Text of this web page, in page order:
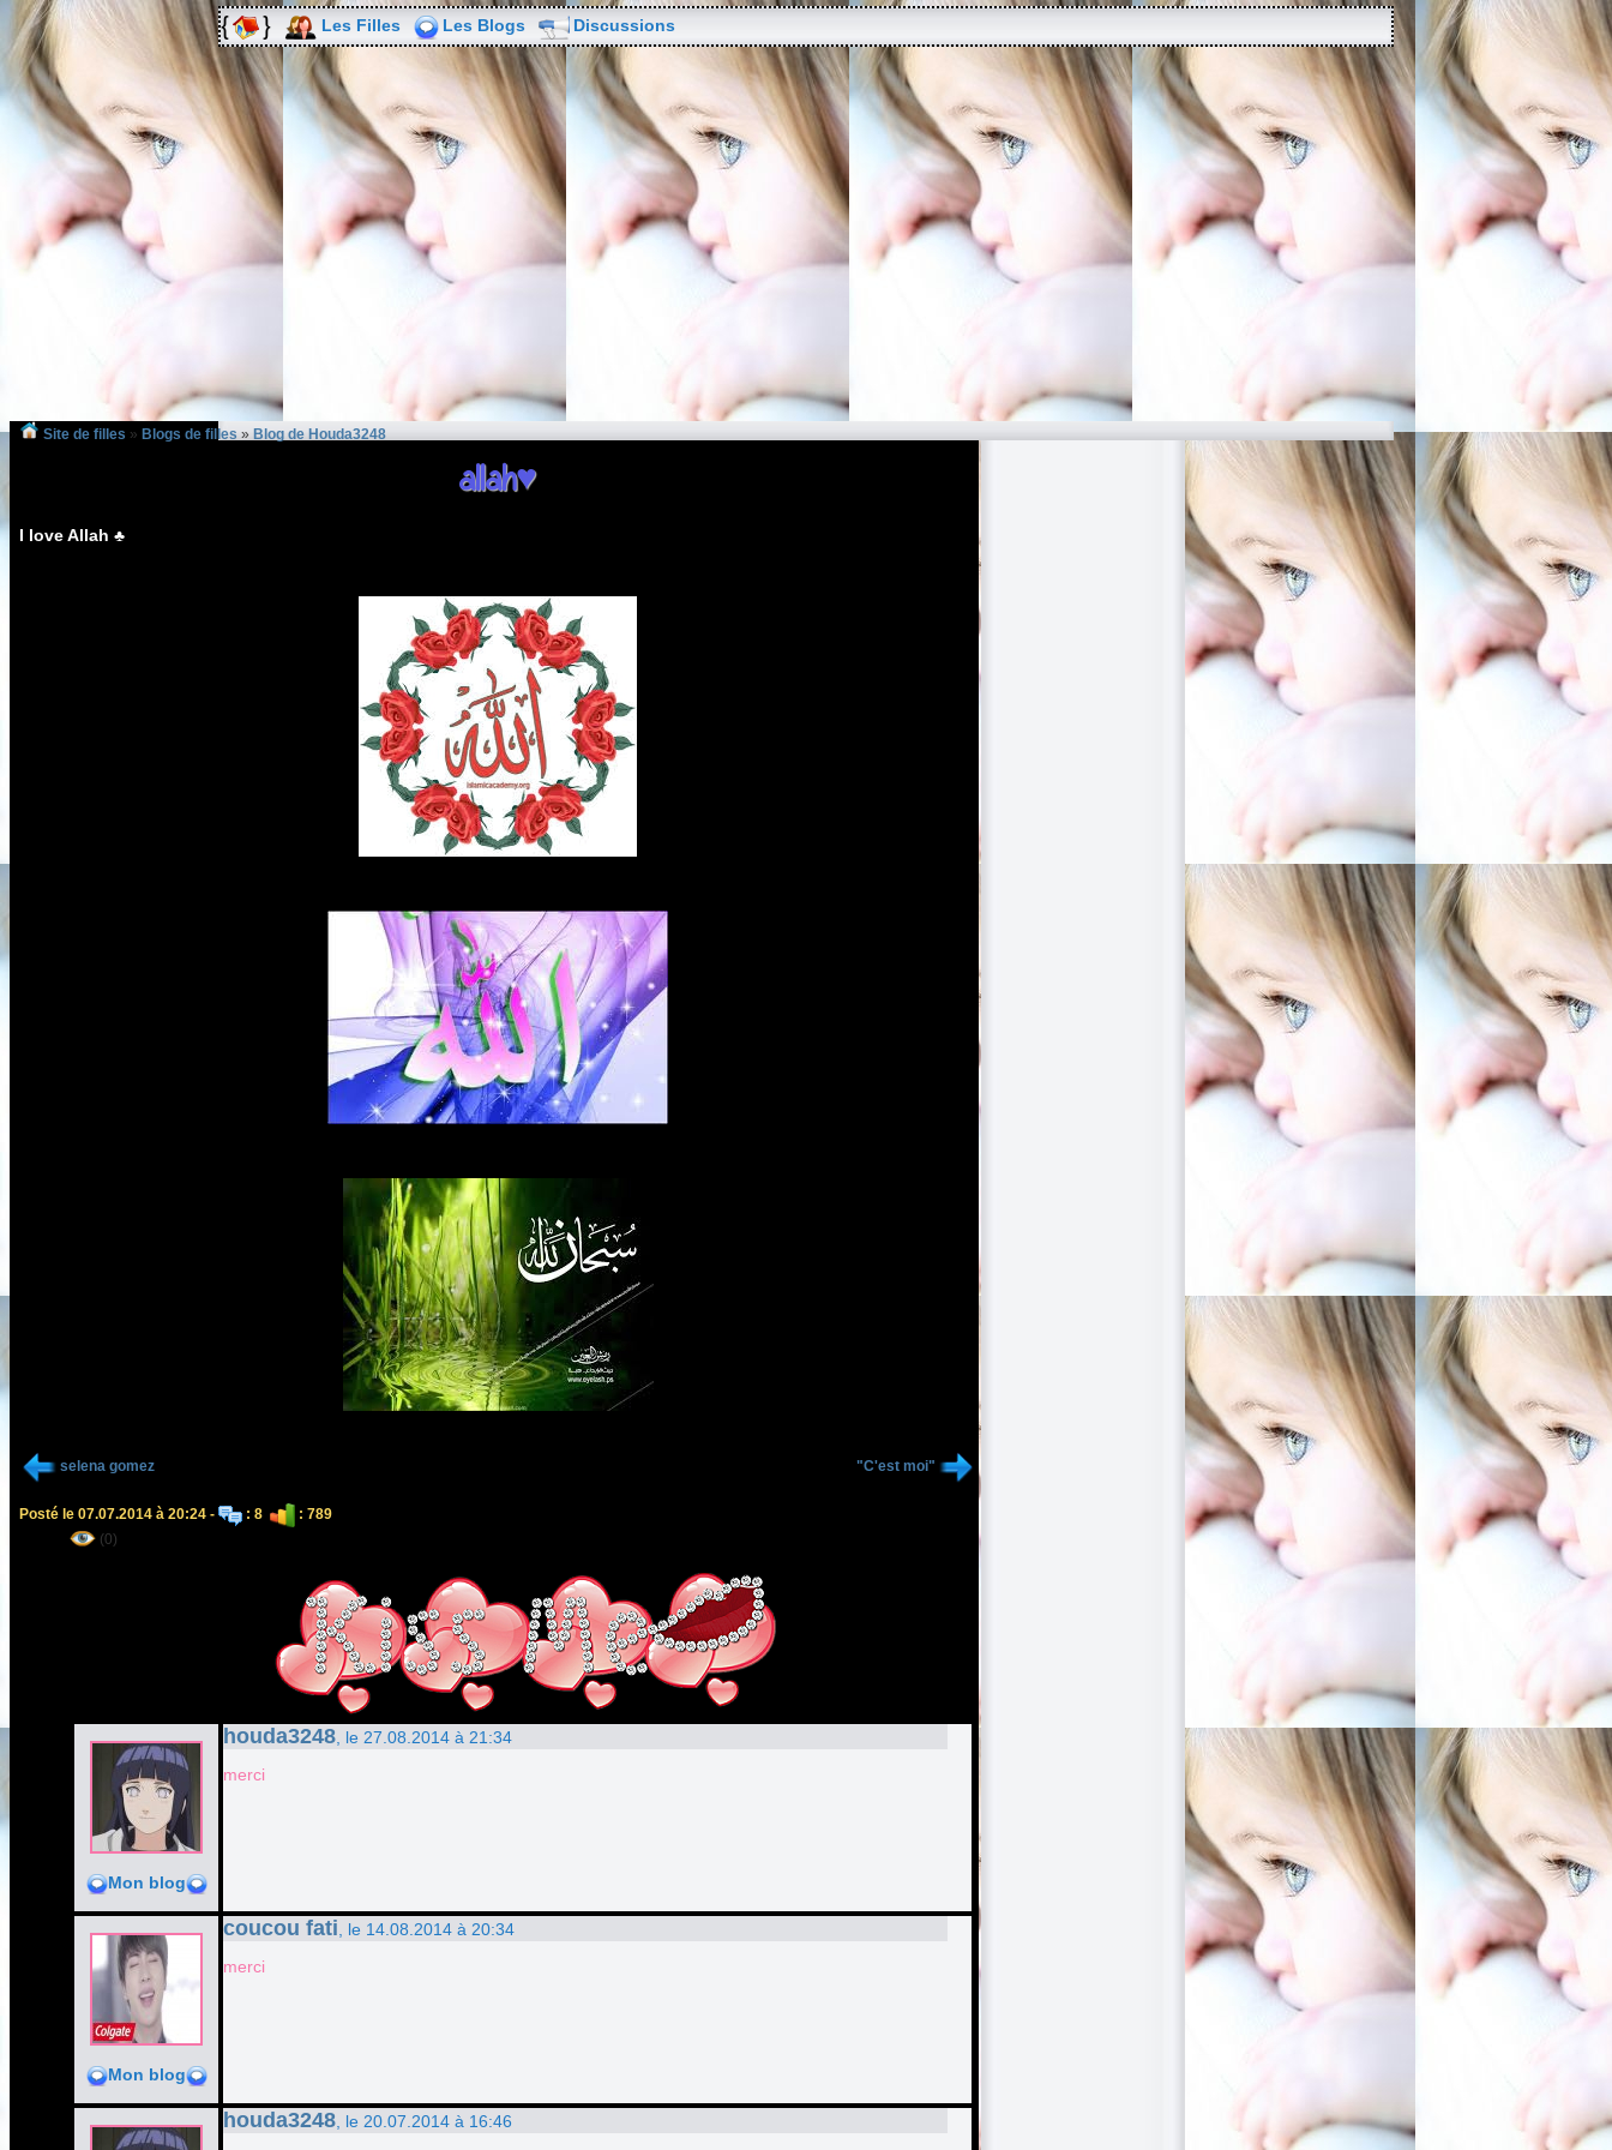
Les Filles Les Blogs Discussions
Site de filles » Blogs de filles » Blog de Houda3248
allah♥
I love Allah ♣
selena gomez "C'est moi"
Posté le 07.07.2014 à 20:24 - : 8
: 789
(0)
Mon blog
houda3248 , le 27.08.2014 à 21:34
merci
Mon blog
coucou fati , le 14.08.2014 à 20:34
merci
houda3248 , le 20.07.2014 à 16:46